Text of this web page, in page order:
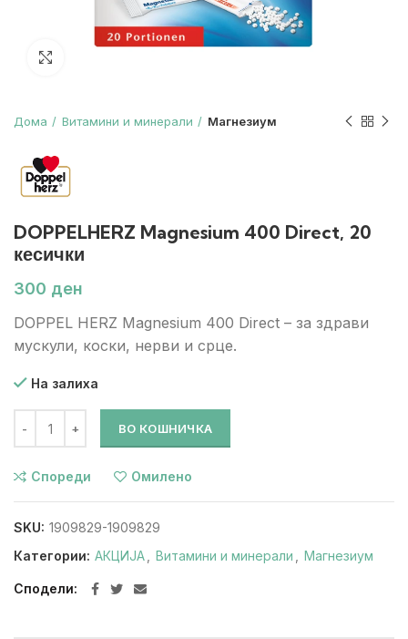
Дома Витамини и минерали Магнезиум
DOPPELHERZ Magnesium 400 Direct, 20
кесички
ден
DOPPEL HERZ Magnesium 400 Direct – за здрави
мускули, коски, нерви и срце.
На залиха
ВО КОШНИЧКА
Спореди Омилено
SKU: 1909829-1909829
Категории: АКЦИЈА Витамини и минерали Магнезиум
Сподели